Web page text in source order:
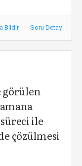
Bildir Soru Detay
görülen
ile
çözülmesi